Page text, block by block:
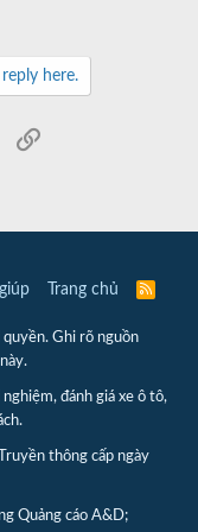
here.
Email
giúp Trang chủ
R
Ghi rõ nguồn
đánh giá xe ô tô,
thông cấp ngày
Quảng cáo A&D;